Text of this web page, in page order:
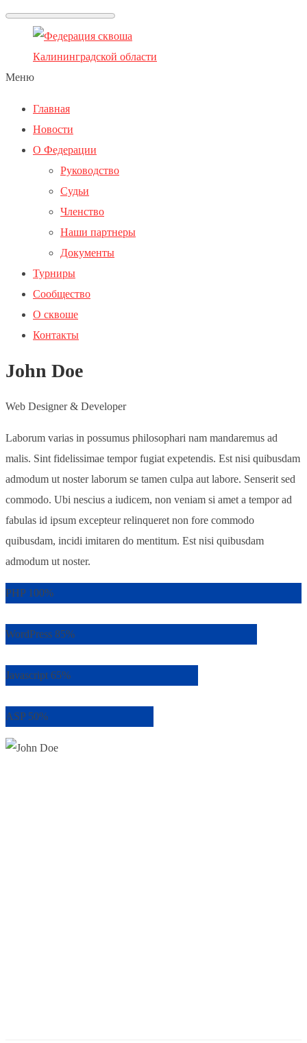
Меню
Главная
Новости
О Федерации
Руководство
Судьи
Членство
Наши партнеры
Документы
Турниры
Сообщество
О сквоше
Контакты
John Doe
Web Designer & Developer
Laborum varias in possumus philosophari nam mandaremus ad
malis. Sint fidelissimae tempor fugiat expetendis. Est nisi quibusdam
admodum ut noster laborum se tamen culpa aut labore. Senserit sed
commodo. Ubi nescius a iudicem, non veniam si amet a tempor ad
fabulas id ipsum excepteur relinqueret non fore commodo
quibusdam, incidi imitaren do mentitum. Est nisi quibusdam
admodum ut noster.
PHP 100%
WordPress 85%
Javascript 65%
ASP 50%